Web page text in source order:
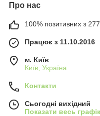
Про нас
100% позитивних з 277
Працює з 11.10.2016
м. Київ
Київ, Україна
Контакти
Сьогодні вихідний
Показати весь